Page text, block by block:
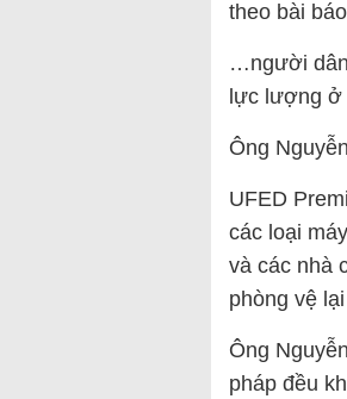
theo bài
…người dân
lực lượng ở
Ông
UFED
các loại
và các nhà
phòng vệ
Ông
pháp đều